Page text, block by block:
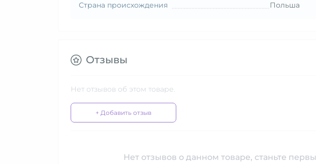
Страна происхождения Польша
Отзывы
Нет отзывов об этом товаре.
+ Добавить отзыв
Нет отзывов о данном товаре, станьте